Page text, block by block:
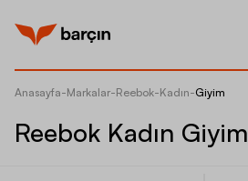
Anasayfa-Markalar-Reebok-Kadın-Giyim
Reebok Kadın Giyim